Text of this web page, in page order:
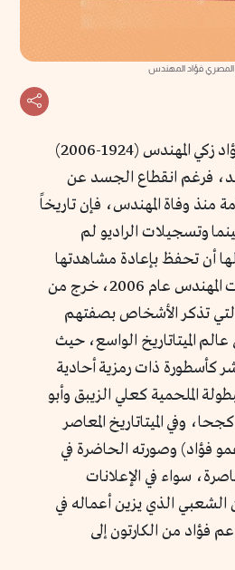
المصري فؤاد المهندس
في ذكراه المئوية يؤكد فؤاد زكي المهندس (1924-2006)
فرغم انقطاع الجسد عن
منذ وفاة المهندس، فإن تاريخاً
وتسجيلات الراديو لم
أن تحفظ بإعادة مشاهدتها
جيلاً بعد آخر. حين مات المهندس عام 2006، خرج من
التي تذكر الأشخاص بصفتهم
الميتاتاريخ الواسع، حيث
كأسطورة ذات رمزية أحادية
الملحمية كعلي الزيبق وأبو
وفي الميتاتاريخ المعاصر
فؤاد) وصورته الحاضرة في
سواء في الإعلانات
الشعبي الذي يزين أعماله في
فؤاد من الكارتون إلى